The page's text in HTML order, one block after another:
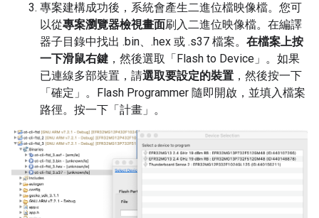
專案建構成功後，系統會產生二進位檔映像檔。您可
以從專案瀏覽器檢視畫面刷入二進位映像檔。在編譯
器子目錄中找出 .bin、.hex 或 .s37 檔案。 在檔案上按
一下滑鼠右鍵 ，然後選取「Flash to Device」 。如果
已連線多部裝置，請選取要設定的裝置 ，然後按一下
「確定」 。Flash Programmer 隨即開啟，並填入檔案
路徑。按一下「計畫」 。